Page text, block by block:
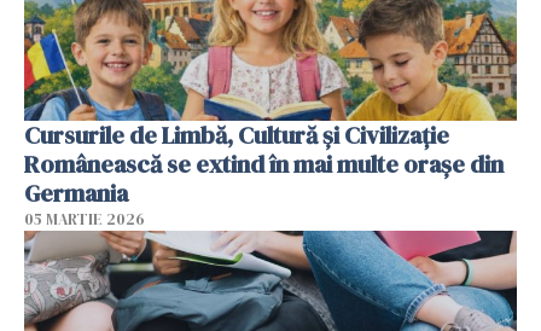
Cursurile de Limbă, Cultură și Civilizație
Românească se extind în mai multe orașe din
Germania
05 MARTIE 2026